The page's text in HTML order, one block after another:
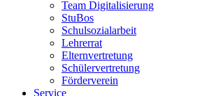
Team Digitalisierung
StuBos
Schulsozialarbeit
Lehrerrat
Elternvertretung
Schülervertretung
Förderverein
Service